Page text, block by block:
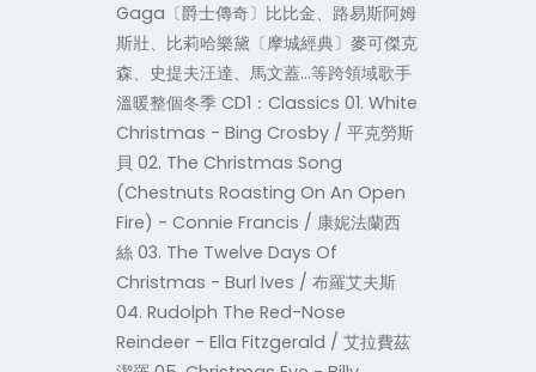
Gaga〔爵士傳奇〕比比金、路易斯阿姆
斯壯、比莉哈樂黛〔摩城經典〕麥可傑克
森、史提夫汪達、馬文蓋…等跨領域歌手
溫暖整個冬季 CD1：Classics 01. White
Christmas - Bing Crosby / 平克勞斯
貝 02. The Christmas Song
(Chestnuts Roasting On An Open
Fire) - Connie Francis / 康妮法蘭西
絲 03. The Twelve Days Of
Christmas - Burl Ives / 布羅艾夫斯
04. Rudolph The Red-Nose
Reindeer - Ella Fitzgerald / 艾拉費茲